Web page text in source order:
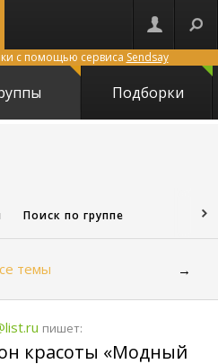
с помощью сервиса Sendsay
Подборки
Поиск по группе
темы →
пишет:
красоты «Модный